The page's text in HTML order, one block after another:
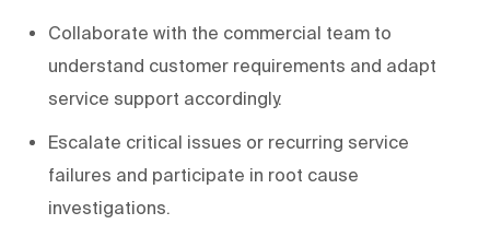
Collaborate with the commercial team to
understand customer requirements and adapt
service support accordingly.
Escalate critical issues or recurring service
failures and participate in root cause
investigations.